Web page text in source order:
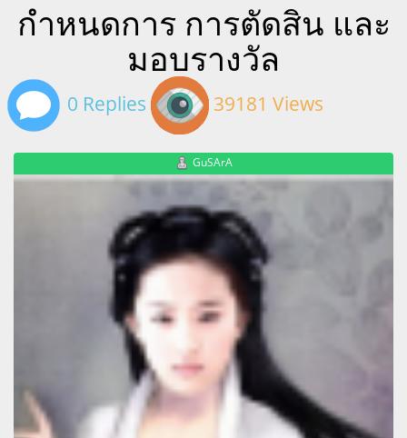
กำหนดการ การตัดสิน และ
มอบรางวัล
0 Replies 39181 Views
GuSArA